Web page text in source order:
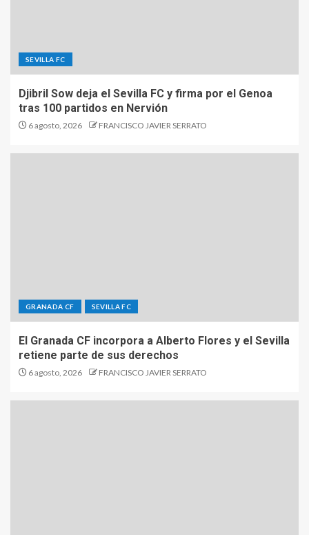
SEVILLA FC
Djibril Sow deja el Sevilla FC y firma por el Genoa
tras 100 partidos en Nervión
6 agosto, 2026 FRANCISCO JAVIER SERRATO
GRANADA CF SEVILLA FC
El Granada CF incorpora a Alberto Flores y el Sevilla
retiene parte de sus derechos
6 agosto, 2026 FRANCISCO JAVIER SERRATO